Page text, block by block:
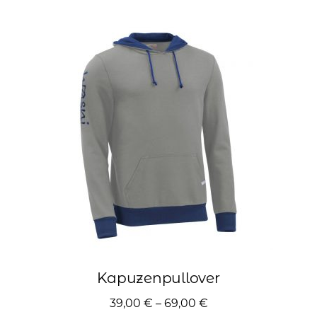
Die
Optionen
können
auf
der
Produktseite
gewählt
werden
Kapuzenpullover
39,00 € – 69,00 €